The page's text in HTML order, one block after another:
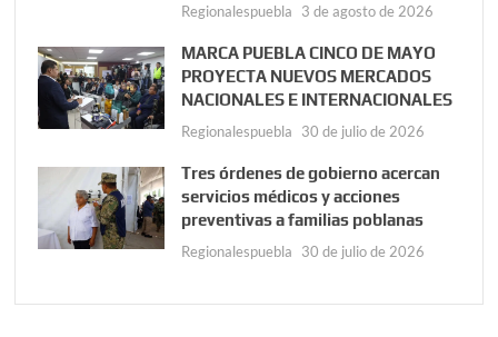
Regionalespuebla 3 de agosto de 2026
MARCA PUEBLA CINCO DE MAYO
PROYECTA NUEVOS MERCADOS
NACIONALES E INTERNACIONALES
Regionalespuebla 30 de julio de 2026
Tres órdenes de gobierno acercan
servicios médicos y acciones
preventivas a familias poblanas
Regionalespuebla 30 de julio de 2026